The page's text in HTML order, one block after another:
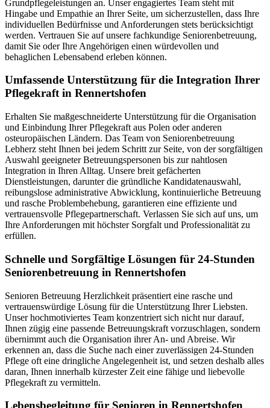
Grundpflegeleistungen an. Unser engagiertes Team steht mit
Hingabe und Empathie an Ihrer Seite, um sicherzustellen, dass Ihre
individuellen Bedürfnisse und Anforderungen stets berücksichtigt
werden. Vertrauen Sie auf unsere fachkundige Seniorenbetreuung,
damit Sie oder Ihre Angehörigen einen würdevollen und
behaglichen Lebensabend erleben können.
Umfassende Unterstützung für die Integration Ihrer
Pflegekraft in Rennertshofen
Erhalten Sie maßgeschneiderte Unterstützung für die Organisation
und Einbindung Ihrer Pflegekraft aus Polen oder anderen
osteuropäischen Ländern. Das Team von Seniorenbetreuung
Lebherz steht Ihnen bei jedem Schritt zur Seite, von der sorgfältigen
Auswahl geeigneter Betreuungspersonen bis zur nahtlosen
Integration in Ihren Alltag. Unsere breit gefächerten
Dienstleistungen, darunter die gründliche Kandidatenauswahl,
reibungslose administrative Abwicklung, kontinuierliche Betreuung
und rasche Problembehebung, garantieren eine effiziente und
vertrauensvolle Pflegepartnerschaft. Verlassen Sie sich auf uns, um
Ihre Anforderungen mit höchster Sorgfalt und Professionalität zu
erfüllen.
Schnelle und Sorgfältige Lösungen für 24-Stunden
Seniorenbetreuung in Rennertshofen
Senioren Betreuung Herzlichkeit präsentiert eine rasche und
vertrauenswürdige Lösung für die Unterstützung Ihrer Liebsten.
Unser hochmotiviertes Team konzentriert sich nicht nur darauf,
Ihnen zügig eine passende Betreuungskraft vorzuschlagen, sondern
übernimmt auch die Organisation ihrer An- und Abreise. Wir
erkennen an, dass die Suche nach einer zuverlässigen 24-Stunden
Pflege oft eine dringliche Angelegenheit ist, und setzen deshalb alles
daran, Ihnen innerhalb kürzester Zeit eine fähige und liebevolle
Pflegekraft zu vermitteln.
Lebensbegleitung für Senioren in Rennertshofen